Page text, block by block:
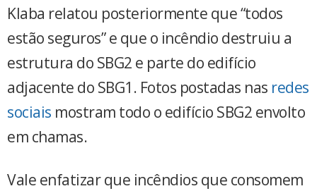
Klaba relatou posteriormente que “todos
estão seguros” e que o incêndio destruiu a
estrutura do SBG2 e parte do edifício
adjacente do SBG1. Fotos postadas nas redes
sociais mostram todo o edifício SBG2 envolto
em chamas.
Vale enfatizar que incêndios que consomem